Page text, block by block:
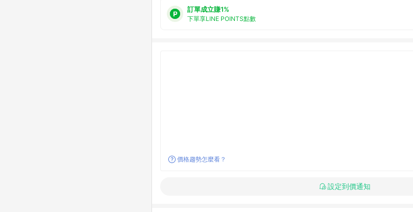
訂單成立賺1%
下單享LINE POINTS點數
價格趨勢怎麼看？
設定到價通知